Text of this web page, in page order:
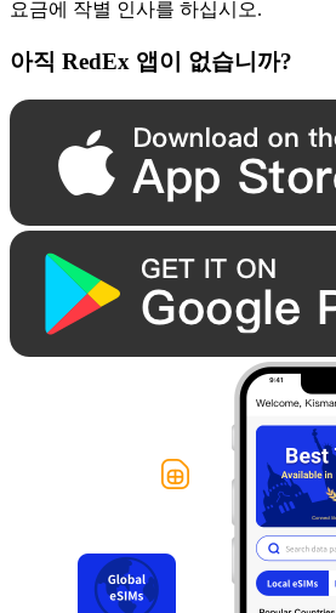
요금에 작별 인사를 하십시오.
아직 RedEx 앱이 없습니까?